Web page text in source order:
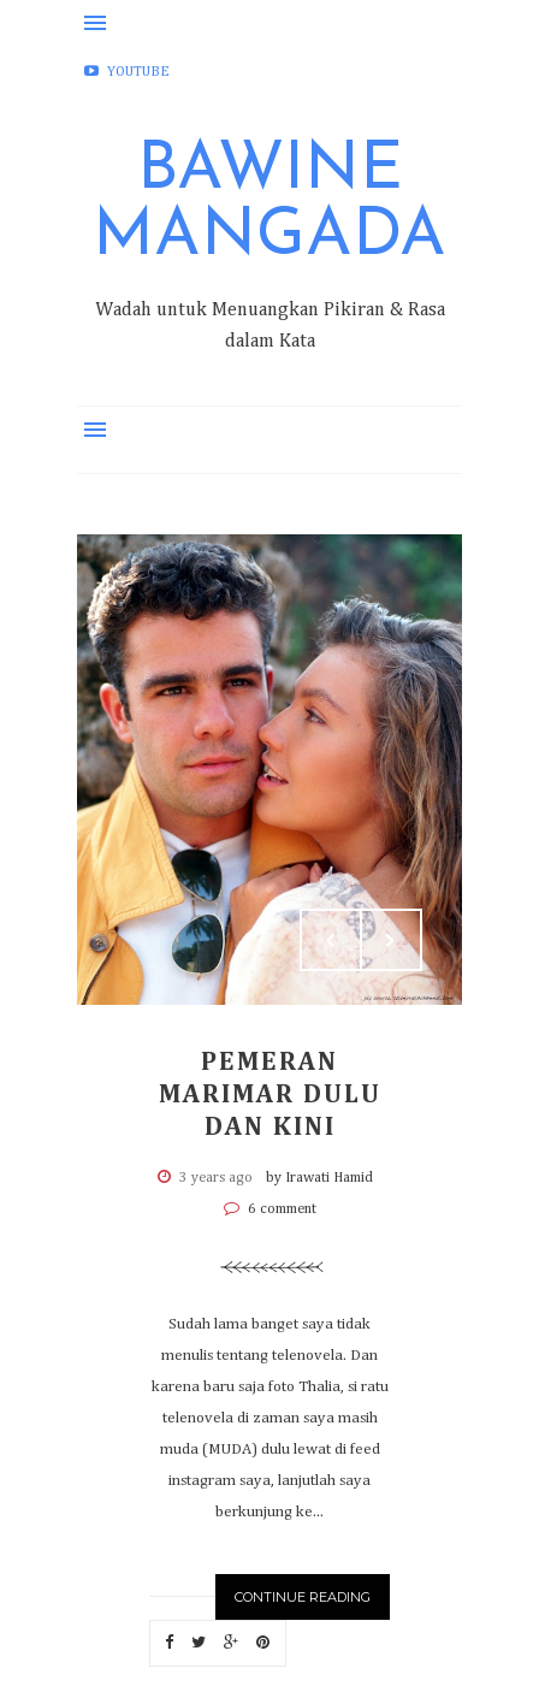
FACEBOOK
YOUTUBE
BAWINE
MANGADA
Wadah untuk Menuangkan Pikiran & Rasa
dalam Kata
PEMERAN
MARIMAR DULU
DAN KINI
3 years ago by Irawati Hamid
6 comment
Sudah lama banget saya tidak
menulis tentang telenovela. Dan
karena baru saja foto Thalia, si ratu
telenovela di zaman saya masih
muda (MUDA) dulu lewat di feed
instagram saya, lanjutlah saya
berkunjung ke...
CONTINUE READING